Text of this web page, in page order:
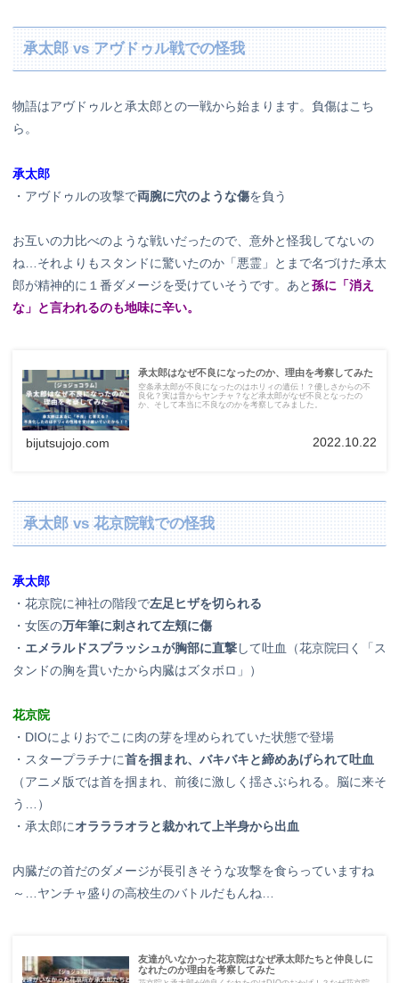
承太郎 vs アヴドゥル戦での怪我
物語はアヴドゥルと承太郎との一戦から始まります。負傷はこち
ら。
承太郎
・アヴドゥルの攻撃で両腕に穴のような傷を負う
お互いの力比べのような戦いだったので、意外と怪我してないの
ね…それよりもスタンドに驚いたのか「悪霊」とまで名づけた承太
郎が精神的に１番ダメージを受けていそうです。あと孫に「消え
な」と言われるのも地味に辛い。
承太郎はなぜ不良になったのか、理由を考察してみた
空条承太郎が不良になったのはホリィの遺伝！？優しさからの不
良化？実は昔からヤンチャ？など承太郎がなぜ不良となったの
か、そして本当に不良なのかを考察してみました。
bijutsujojo.com 2022.10.22
承太郎 vs 花京院戦での怪我
承太郎
・花京院に神社の階段で左足ヒザを切られる
・女医の万年筆に刺されて左頬に傷
・ エメラルドスプラッシュが胸部に直撃して吐血（花京院曰く「ス
タンドの胸を貫いたから内臓はズタボロ」）
花京院
・DIOによりおでこに肉の芽を埋められていた状態で登場
・スタープラチナに首を掴まれ、バキバキと締めあげられて吐血
（アニメ版では首を掴まれ、前後に激しく揺さぶられる。脳に来そ
う…）
・承太郎にオラララオラと裁かれて上半身から出血
内臓だの首だのダメージが長引きそうな攻撃を食らっていますね
～…ヤンチャ盛りの高校生のバトルだもんね…
友達がいなかった花京院はなぜ承太郎たちと仲良しに
なれたのか理由を考察してみた